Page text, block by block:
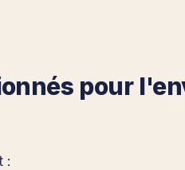
pour
: